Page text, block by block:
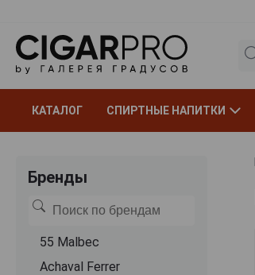
КАТАЛОГ СПИРТНЫЕ НАПИТКИ
Бренды
55 Malbec
Achaval Ferrer